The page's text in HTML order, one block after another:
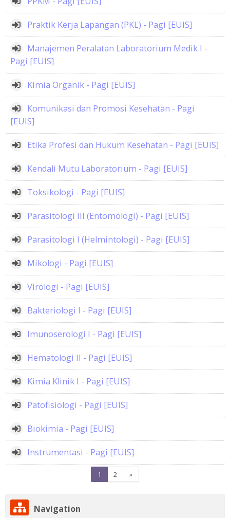
courses
Praktik Kerja Lapangan (PKL) - Pagi [EUIS]
Manajemen Peralatan Laboratorium Medik I -
Pagi [EUIS]
Kimia Organik - Pagi [EUIS]
Komunikasi dan Promosi Kesehatan - Pagi
[EUIS]
Etika Profesi dan Hukum Kesehatan - Pagi [EUIS]
Kendali Mutu Laboratorium - Pagi [EUIS]
Toksikologi - Pagi [EUIS]
Parasitologi III (Entomologi) - Pagi [EUIS]
Parasitologi I (Helmintologi) - Pagi [EUIS]
Mikologi - Pagi [EUIS]
Virologi - Pagi [EUIS]
Bakteriologi I - Pagi [EUIS]
Imunoserologi I - Pagi [EUIS]
Hematologi II - Pagi [EUIS]
Kimia Klinik I - Pagi [EUIS]
Patofisiologi - Pagi [EUIS]
Biokimia - Pagi [EUIS]
Instrumentasi - Pagi [EUIS]
1 Page
1
2 Page
2
»Next
page
Skip
NavigationNavigation